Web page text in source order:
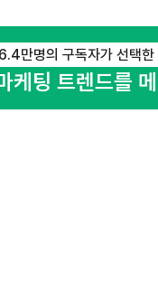
6.4만명의 구독자가 선택한
케팅 트렌드를